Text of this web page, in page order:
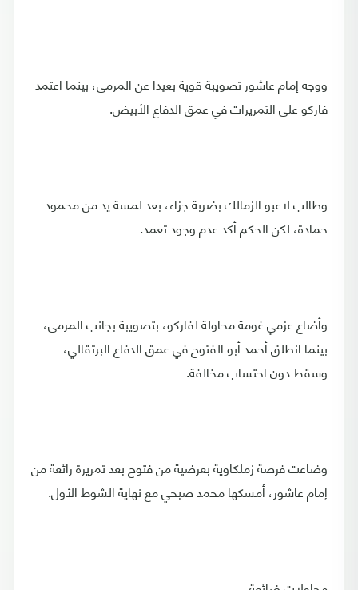
ووجه إمام عاشور تصويبة قوية بعيدا عن المرمى، بينما اعتمد
فاركو على التمريرات في عمق الدفاع الأبيض.
وطالب لاعبو الزمالك بضربة جزاء، بعد لمسة يد من محمود
حمادة، لكن الحكم أكد عدم وجود تعمد.
وأضاع عزمي غومة محاولة لفاركو، بتصويبة بجانب المرمى،
بينما انطلق أحمد أبو الفتوح في عمق الدفاع البرتقالي،
وسقط دون احتساب مخالفة.
وضاعت فرصة زملكاوية بعرضية من فتوح بعد تمريرة رائعة من
إمام عاشور، أمسكها محمد صبحي مع نهاية الشوط الأول.